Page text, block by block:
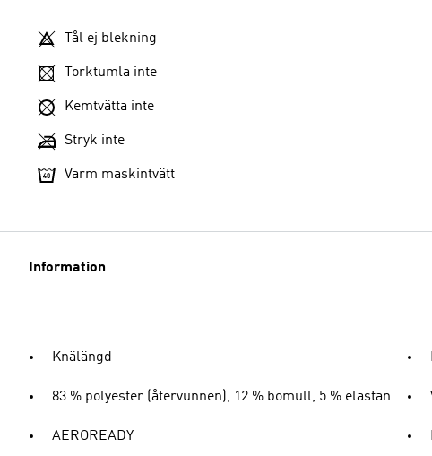
Tål ej blekning
Torktumla inte
Kemtvätta inte
Stryk inte
Varm maskintvätt
Information
Knälängd
83 % polyester (återvunnen), 12 % bomull, 5 % elastan
AEROREADY